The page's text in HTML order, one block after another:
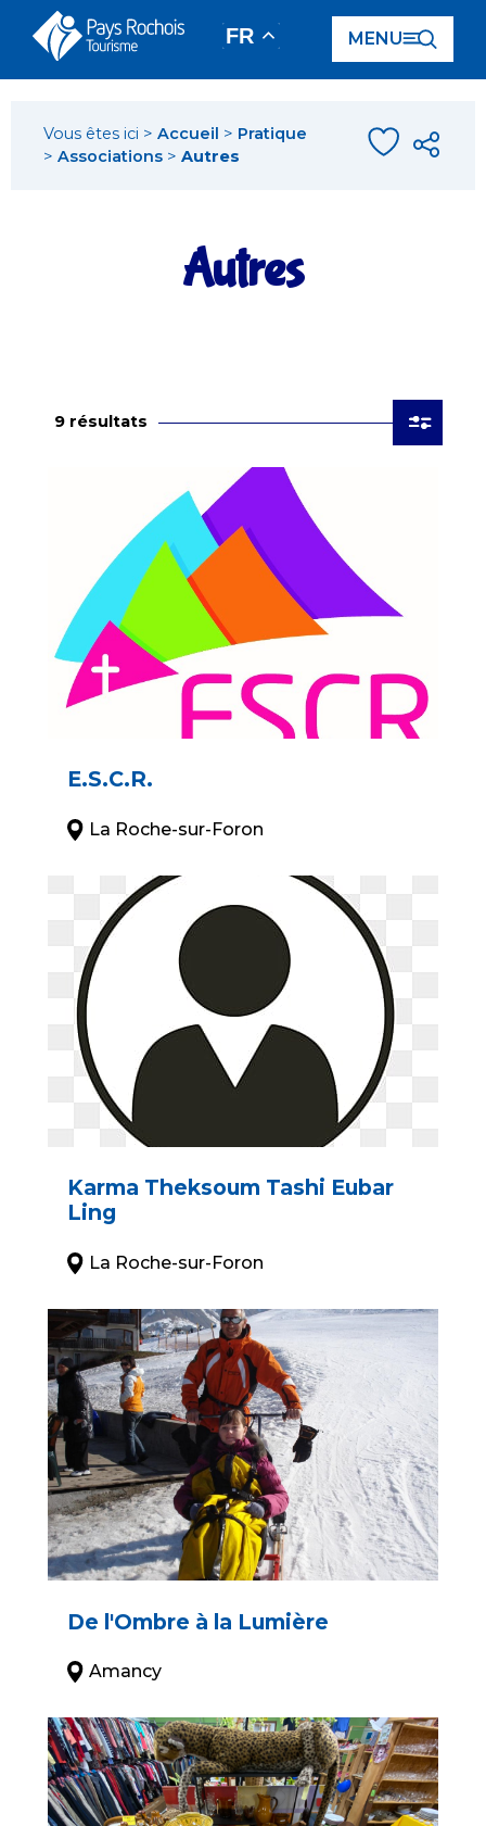
FR MENU
Vous êtes ici > Accueil > Pratique
> Associations > Autres
Autres
9 résultats
E.S.C.R.
La Roche-sur-Foron
Karma Theksoum Tashi Eubar
Ling
La Roche-sur-Foron
De l'Ombre à la Lumière
Amancy
Panneau de gestion des cookies